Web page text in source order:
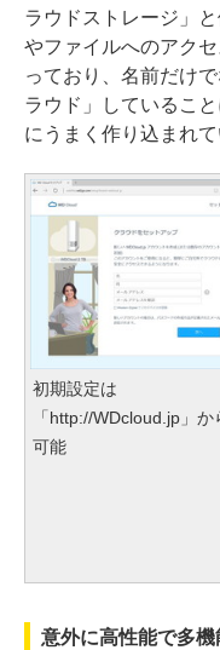
ラウドストレージ」
やファイルへのアク
っており、名前だけ
ラウド」しているこ
にうまく作り込まれて
初期設定は
「http://WDcloud.jp」か
可能
意外に高性能で多機